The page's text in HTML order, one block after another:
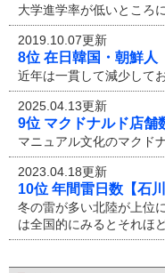
大学進学率が低いところ
2019.10.07更新
8位 在日韓国・朝鮮人
近年は一貫して減少して
2025.04.13更新
9位 マクドナルド店舗
マニュアル文化のマクド
2023.04.18更新
10位 年間雷日数【石川
冬の雷が多い北陸が上位
は全国的にみるとそれほ